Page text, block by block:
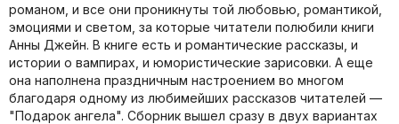
романом, и все они проникнуты той любовью, романтикой,
эмоциями и светом, за которые читатели полюбили книги
Анны Джейн. В книге есть и романтические рассказы, и
истории о вампирах, и юмористические зарисовки. А еще
она наполнена праздничным настроением во многом
благодаря одному из любимейших рассказов читателей —
"Подарок ангела". Сборник вышел сразу в двух вариантах